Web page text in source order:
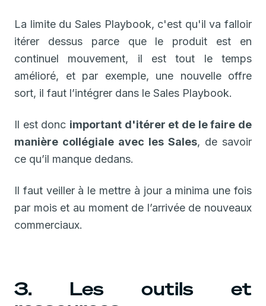
La limite du Sales Playbook, c'est qu'il va falloir
itérer dessus parce que le produit est en
continuel mouvement, il est tout le temps
amélioré, et par exemple, une nouvelle offre
sort, il faut l’intégrer dans le Sales Playbook.
Il est donc important d'itérer et de le faire de
manière collégiale avec les Sales, de savoir
ce qu’il manque dedans.
Il faut veiller à le mettre à jour a minima une fois
par mois et au moment de l’arrivée de nouveaux
commerciaux.
3. Les outils et